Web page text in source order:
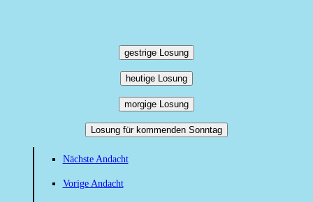
gestrige Losung
heutige Losung
morgige Losung
Losung für kommenden Sonntag
Nächste Andacht
Vorige Andacht